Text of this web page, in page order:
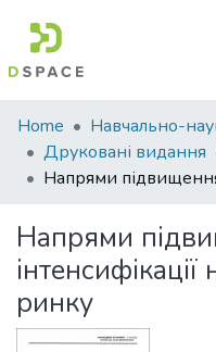
Communities
&
Collections
Statistics
Home
Друковані видання
Напрями
ринку